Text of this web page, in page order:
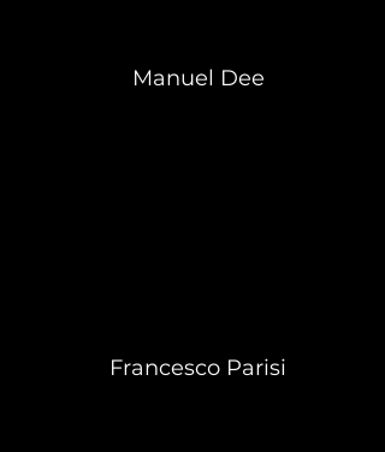
Manuel Dee
Francesco Parisi